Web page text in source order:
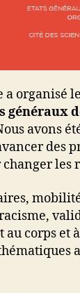
a organisé
généraux
avons
des
les
au corps et